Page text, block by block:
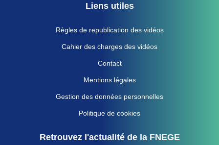
Liens utiles
Règles de republication des vidéos
Cahier des charges des vidéos
Contact
Mentions légales
Gestion des données personnelles
Politique de cookies
Retrouvez l'actualité de la FNEGE